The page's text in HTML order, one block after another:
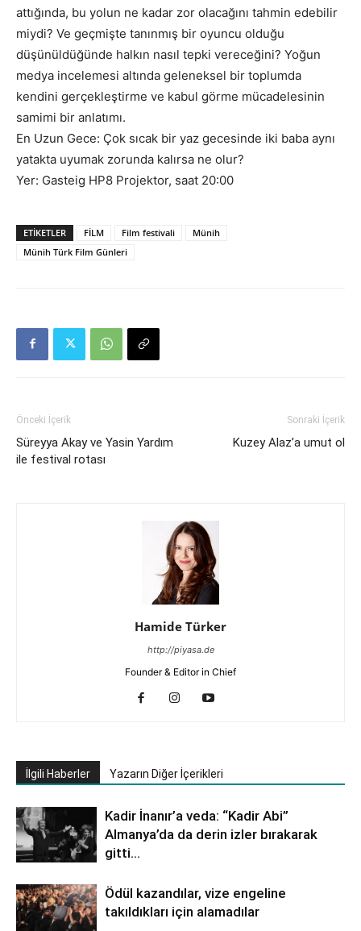
attığında, bu yolun ne kadar zor olacağını tahmin edebilir
miydi? Ve geçmişte tanınmış bir oyuncu olduğu
düşünüldüğünde halkın nasıl tepki vereceğini? Yoğun
medya incelemesi altında geleneksel bir toplumda
kendini gerçekleştirme ve kabul görme mücadelesinin
samimi bir anlatımı.
En Uzun Gece: Çok sıcak bir yaz gecesinde iki baba aynı
yatakta uyumak zorunda kalırsa ne olur?
Yer: Gasteig HP8 Projektor, saat 20:00
ETIKETLER FİLM Film festivali
Münih
Münih Türk Film Günleri
Önceki İçerik
Süreyya Akay ve Yasin Yardım
ile festival rotası
Sonraki İçerik
Kuzey Alaz’a umut ol
Hamide Türker
http://piyasa.de
Founder & Editor in Chief
İlgili Haberler Yazarın Diğer İçerikleri
Kadir İnanır’a veda: “Kadir Abi”
Almanya’da da derin izler bırakarak
gitti…
Ödül kazandılar, vize engeline
takıldıkları için alamadılar